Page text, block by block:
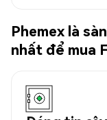
Phemex là
nhất để mua